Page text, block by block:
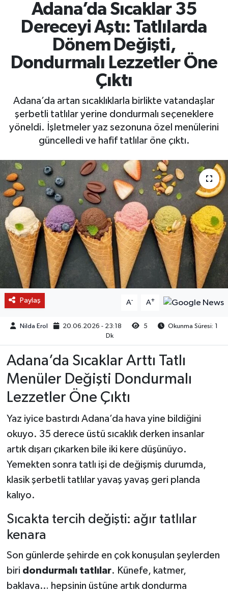
Adana’da Sıcaklar 35
Dereceyi Aştı: Tatlılarda
Dönem Değişti,
Dondurmalı Lezzetler Öne
Çıktı
Adana’da artan sıcaklıklarla birlikte vatandaşlar
şerbetli tatlılar yerine dondurmalı seçeneklere
yöneldi. İşletmeler yaz sezonuna özel menülerini
güncelledi ve hafif tatlılar öne çıktı.
Paylaş A- A+
Nilda Erol 20.06.2026 - 23:18 5
Okunma Süresi: 1
Dk
Adana’da Sıcaklar Arttı Tatlı
Menüler Değişti Dondurmalı
Lezzetler Öne Çıktı
Yaz iyice bastırdı Adana’da hava yine bildiğini
okuyo. 35 derece üstü sıcaklık derken insanlar
artık dışarı çıkarken bile iki kere düşünüyo.
Yemekten sonra tatlı işi de değişmiş durumda,
klasik şerbetli tatlılar yavaş yavaş geri planda
kalıyo.
Sıcakta tercih değişti: ağır tatlılar
kenara
Son günlerde şehirde en çok konuşulan şeylerden
biri dondurmalı tatlılar. Künefe, katmer,
baklava… hepsinin üstüne artık dondurma